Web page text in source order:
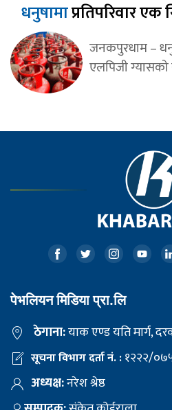
धनुषामाप्रतिपरिवार एक
जनकपुरधाम –
एलपिजी
पेभलियन मिडिया प्रा.लि
ठेगाना:याक एण्ड यति मार्ग,
सूचना विभाग दर्ता नं. :१२२२/
अध्यक्ष:नरेश श्रेष्ठ